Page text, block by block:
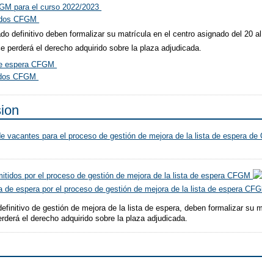
para el curso 2022/2023
CFGM
definitivo deben formalizar su matrícula en el centro asignado del 20
perderá el derecho adquirido sobre la plaza adjudicada.
espera CFGM
CFGM
vacantes para el proceso de gestión de mejora de la lista de espera de
por el proceso de gestión de mejora de la lista de espera CFGM
de espera por el proceso de gestión de mejora de la lista de espera
de gestión de mejora de la lista de espera, deben formalizar
el derecho adquirido sobre la plaza adjudicada.